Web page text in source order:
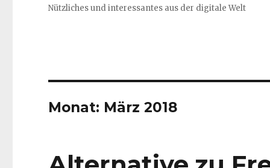
Nützliches und interessantes aus der digitale Welt
Monat: März 2018